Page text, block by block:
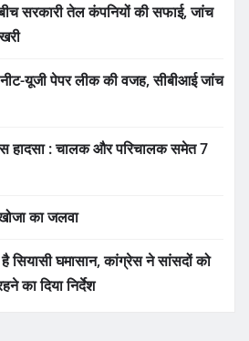
सरकारी तेल कंपनियों की सफाई, जांच
यूजी पेपर लीक की वजह, सीबीआई जांच
हादसा : चालक और परिचालक समेत 7
का जलवा
घमासान, कांग्रेस ने सांसदों को
का दिया निर्देश